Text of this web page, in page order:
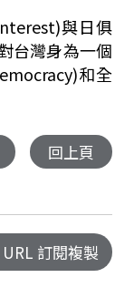
與日俱
台灣身為一個
和全
回上頁
訂閱複製